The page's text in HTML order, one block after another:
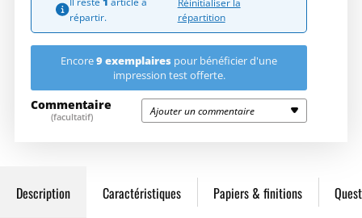
16,88€
15,14€
100 11,69€ 1169,00€
répartir.
répartition
Encore9 exemplaires pour bénéficier d'une
impression test offerte.
Commentaire
(facultatif) Ajouter un commentaire
Description Caractéristiques Papiers & finitions